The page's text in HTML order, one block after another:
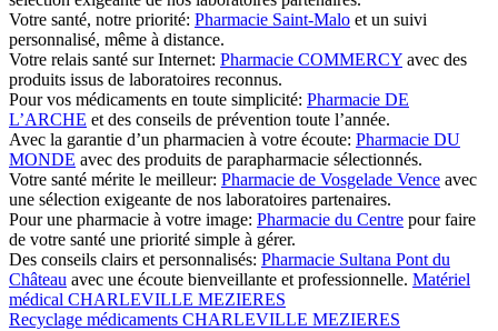
Votre santé, notre priorité: Pharmacie Saint-Malo et un suivi
personnalisé, même à distance.
Votre relais santé sur Internet: Pharmacie COMMERCY avec des
produits issus de laboratoires reconnus.
Pour vos médicaments en toute simplicité: Pharmacie DE
L’ARCHE et des conseils de prévention toute l’année.
Avec la garantie d’un pharmacien à votre écoute: Pharmacie DU
MONDE avec des produits de parapharmacie sélectionnés.
Votre santé mérite le meilleur: Pharmacie de Vosgelade Vence avec
une sélection exigeante de nos laboratoires partenaires.
Pour une pharmacie à votre image: Pharmacie du Centre pour faire
de votre santé une priorité simple à gérer.
Des conseils clairs et personnalisés: Pharmacie Sultana Pont du
Château avec une écoute bienveillante et professionnelle. Matériel
médical CHARLEVILLE MEZIERES
Recyclage médicaments CHARLEVILLE MEZIERES